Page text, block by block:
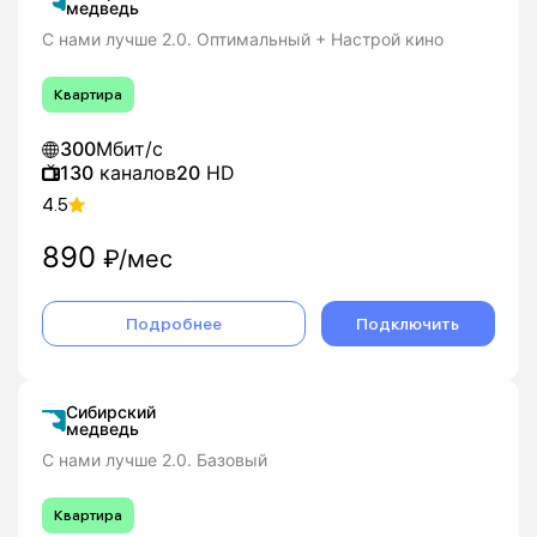
медведь
С нами лучше 2.0. Оптимальный + Настрой кино
Квартира
300Мбит/с
130 каналов20 HD
4.5
890 ₽/мес
Подробнее Подключить
Сибирский
медведь
С нами лучше 2.0. Базовый
Квартира